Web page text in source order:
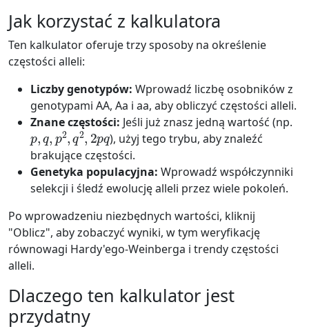
Jak korzystać z kalkulatora
Ten kalkulator oferuje trzy sposoby na określenie
częstości alleli:
Liczby genotypów: Wprowadź liczbę osobników z
genotypami AA, Aa i aa, aby obliczyć częstości alleli.
Znane częstości: Jeśli już znasz jedną wartość (np.
p,q,p2,q2,2pq
), użyj tego trybu, aby znaleźć
brakujące częstości.
Genetyka populacyjna: Wprowadź współczynniki
selekcji i śledź ewolucję alleli przez wiele pokoleń.
Po wprowadzeniu niezbędnych wartości, kliknij
"Oblicz", aby zobaczyć wyniki, w tym weryfikację
równowagi Hardy'ego-Weinberga i trendy częstości
alleli.
Dlaczego ten kalkulator jest
przydatny